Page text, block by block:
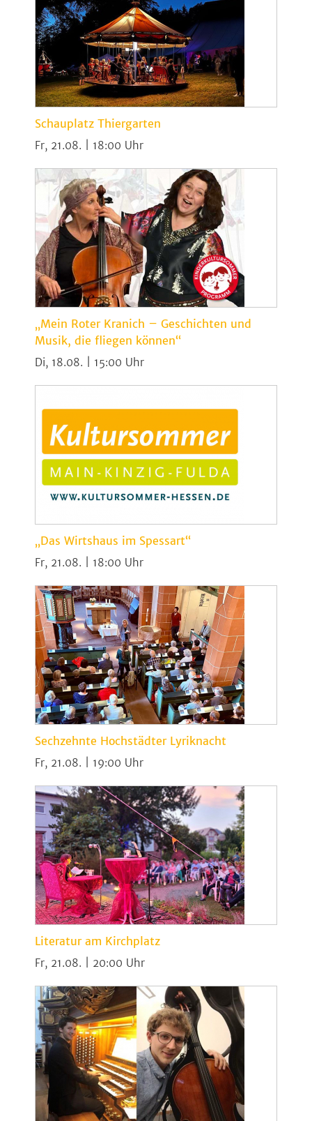
Schauplatz Thiergarten
Fr, 21.08. | 18:00
„Mein Roter Kranich – Geschichten und
Musik, die fliegen können“
Di, 18.08. | 15:00
„Das Wirtshaus im Spessart“
Fr, 21.08. | 18:00
Sechzehnte Hochstädter Lyriknacht
Fr, 21.08. | 19:00
Literatur am Kirchplatz
Fr, 21.08. | 20:00